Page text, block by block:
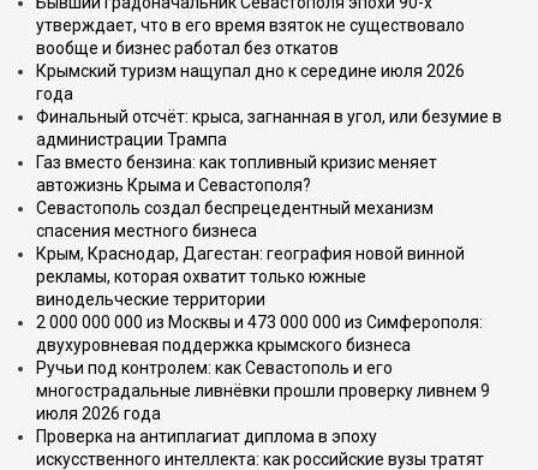
утверждает, что в его время взяток не существовало
вообще и бизнес работал без откатов
Крымский туризм нащупал дно к середине июля 2026
года
Финальный отсчёт: крыса, загнанная в угол, или безумие в
администрации Трампа
Газ вместо бензина: как топливный кризис меняет
автожизнь Крыма и Севастополя?
Севастополь создал беспрецедентный механизм
спасения местного бизнеса
Крым, Краснодар, Дагестан: география новой винной
рекламы, которая охватит только южные
винодельческие территории
2 000 000 000 из Москвы и 473 000 000 из Симферополя:
двухуровневая поддержка крымского бизнеса
Ручьи под контролем: как Севастополь и его
многострадальные ливнёвки прошли проверку ливнем 9
июля 2026 года
Проверка на антиплагиат диплома в эпоху
искусственного интеллекта: как российские вузы тратят